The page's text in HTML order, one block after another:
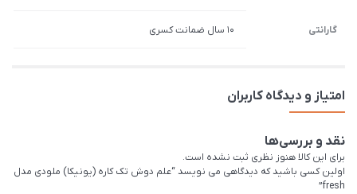
گارانتی 10 سال ضمانت کسری
امتیاز و دیدگاه کاربران
نقد و بررسی‌ها
برای این کالا هنوز نظری ثبت نشده است.
اولین کسی باشید که دیدگاهی می نویسد “علم دوش تک کاره (یونیکا) ملودی مدل
fresh”